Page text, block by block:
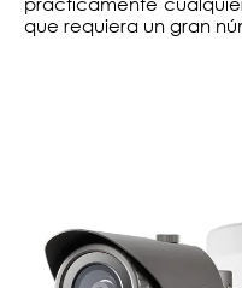
que requiera un gran